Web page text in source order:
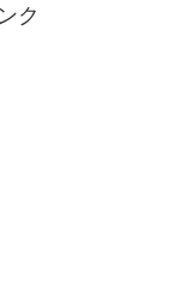
ク